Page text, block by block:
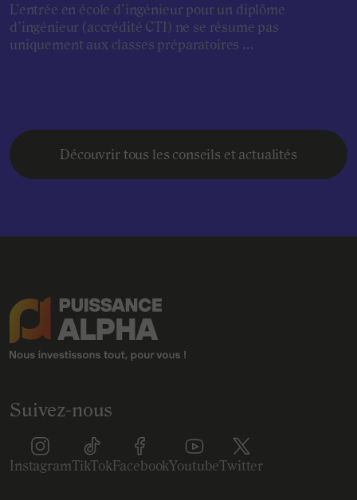
L’entrée en école d’ingénieur pour un diplôme
d’ingénieur (accrédité CTI) ne se résume pas
uniquement aux classes préparatoires ...
Découvrir tous les conseils et actualités
Suivez-nous
InstagramTikTokFacebookYoutubeTwitter